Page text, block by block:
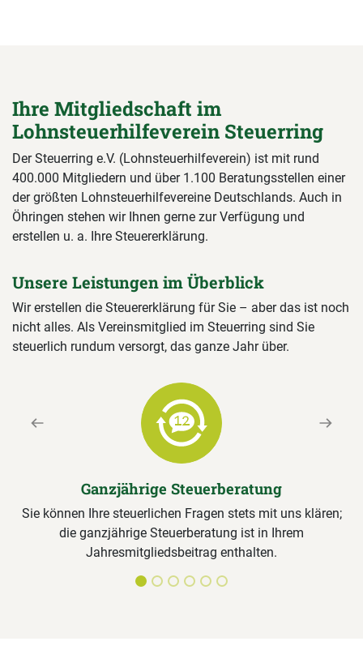
Ihre Mitgliedschaft im
Lohnsteuerhilfeverein Steuerring
Der Steuerring e.V. (Lohnsteuerhilfeverein) ist mit rund
400.000 Mitgliedern und über 1.100 Beratungsstellen einer
der größten Lohnsteuerhilfevereine Deutschlands. Auch in
Öhringen stehen wir Ihnen gerne zur Verfügung und
erstellen u. a. Ihre Steuererklärung.
Unsere Leistungen im Überblick
Wir erstellen die Steuererklärung für Sie – aber das ist noch
nicht alles. Als Vereinsmitglied im Steuerring sind Sie
steuerlich rundum versorgt, das ganze Jahr über.
Ganzjährige Steuerberatung
Sie können Ihre steuerlichen Fragen stets mit uns klären;
die ganzjährige Steuerberatung ist in Ihrem
Jahresmitgliedsbeitrag enthalten.
Previous Next